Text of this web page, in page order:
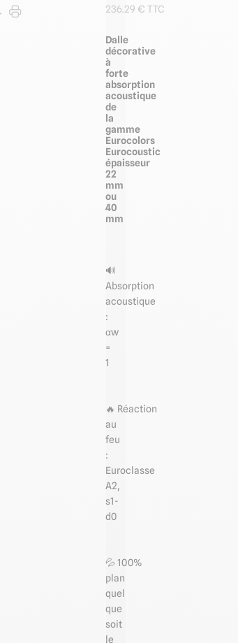
236.29 € TTC
Dalle
décorative
à
forte
absorption
acoustique
de
la
gamme
Eurocolors
Eurocoustic
épaisseur
22
mm
ou
40
mm
🔊
Absorption
acoustique
:
αw
=
1
🔥 Réaction
au
feu
:
Euroclasse
A2,
s1-
d0
💦 100%
plan
quel
que
soit
le